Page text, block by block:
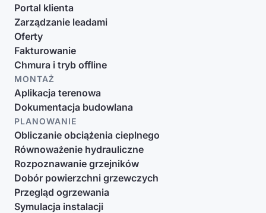
Portal klienta
Zarządzanie leadami
Oferty
Fakturowanie
Chmura i tryb offline
MONTAŻ
Aplikacja terenowa
Dokumentacja budowlana
PLANOWANIE
Obliczanie obciążenia cieplnego
Równoważenie hydrauliczne
Rozpoznawanie grzejników
Dobór powierzchni grzewczych
Przegląd ogrzewania
Symulacja instalacji